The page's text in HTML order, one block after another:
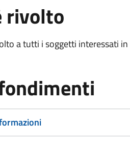
rivolto
a tutti i soggetti interessati